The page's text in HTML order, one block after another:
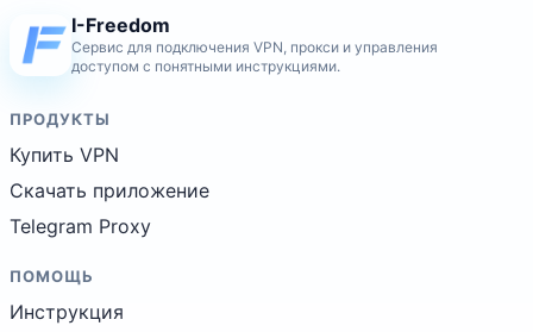
I-Freedom
Сервис для подключения VPN, прокси и управления
доступом с понятными инструкциями.
ПРОДУКТЫ
Купить VPN
Скачать приложение
Telegram Proxy
ПОМОЩЬ
Инструкция